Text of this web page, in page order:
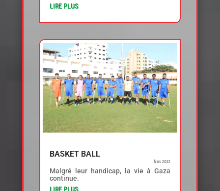
LIRE PLUS
BASKET BALL
Nov 2022
Malgré leur handicap, la vie à Gaza
continue.
LIRE PLUS